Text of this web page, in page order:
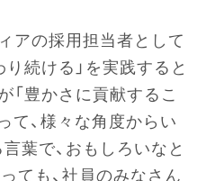
アの採用担当者として
り続ける」を実践すると
「豊かさに貢献するこ
て、様々な角度からい
葉で、おもしろいなと
ても、社員のみなさん